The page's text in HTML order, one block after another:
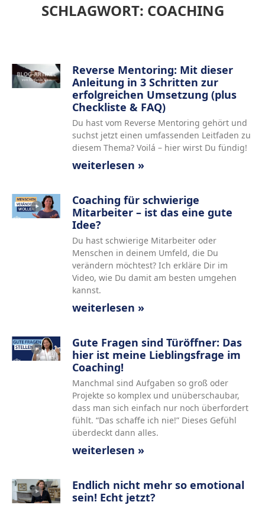
SCHLAGWORT: COACHING
Reverse Mentoring: Mit dieser
Anleitung in 3 Schritten zur
erfolgreichen Umsetzung (plus
Checkliste & FAQ)
Du hast vom Reverse Mentoring gehört und
suchst jetzt einen umfassenden Leitfaden zu
diesem Thema? Voilá – hier wirst Du fündig!
weiterlesen »
Coaching für schwierige
Mitarbeiter – ist das eine gute
Idee?
Du hast schwierige Mitarbeiter oder
Menschen in deinem Umfeld, die Du
verändern möchtest? Ich erkläre Dir im
Video, wie Du damit am besten umgehen
kannst.
weiterlesen »
Gute Fragen sind Türöffner: Das
hier ist meine Lieblingsfrage im
Coaching!
Manchmal sind Aufgaben so groß oder
Projekte so komplex und unüberschaubar,
dass man sich einfach nur noch überfordert
fühlt. “Das schaffe ich nie!” Dieses Gefühl
überdeckt dann alles.
weiterlesen »
Endlich nicht mehr so emotional
sein! Echt jetzt?